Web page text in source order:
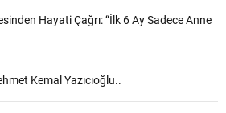
Hayati Çağrı: “İlk 6 Ay Sadece Anne
Kemal Yazıcıoğlu..